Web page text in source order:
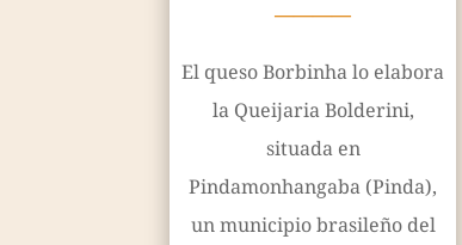
————
El queso Borbinha lo elabora
la Queijaria Bolderini,
situada en
Pindamonhangaba (Pinda),
un municipio brasileño del